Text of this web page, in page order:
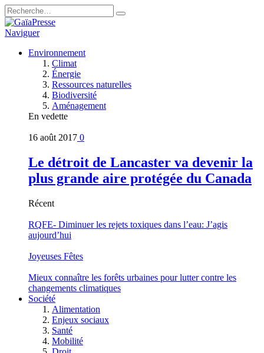
Naviguer
Environnement
Climat
Énergie
Ressources naturelles
Biodiversité
Aménagement
En vedette
16 août 2017 0
Le détroit de Lancaster va devenir la
plus grande aire protégée du Canada
Récent
RQFE- Diminuer les rejets toxiques dans l’eau: J’agis
aujourd’hui
Joyeuses Fêtes
Mieux connaître les forêts urbaines pour lutter contre les
changements climatiques
Société
Alimentation
Enjeux sociaux
Santé
Mobilité